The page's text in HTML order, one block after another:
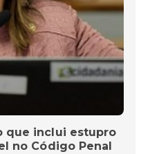
que inclui estupro
no Código Penal